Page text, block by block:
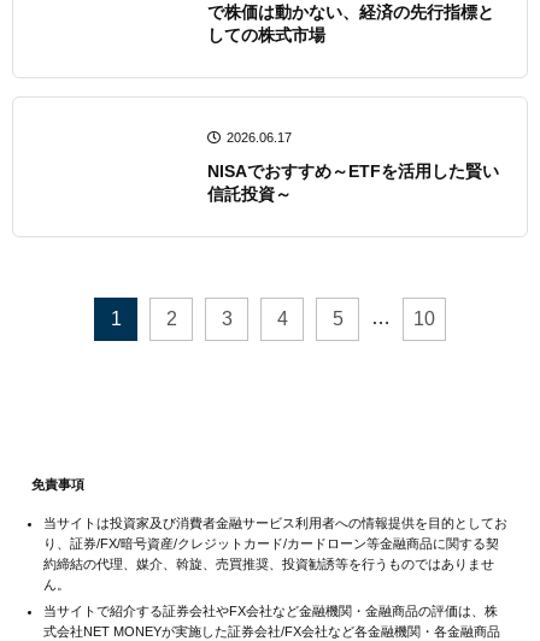
で株価は動かない、経済の先行指標と
しての株式市場
2026.06.17
NISAでおすすめ～ETFを活用した賢い
信託投資～
1 2 3 4 5 … 10
免責事項
当サイトは投資家及び消費者金融サービス利用者への情報提供を目的としてお
り、証券/FX/暗号資産/クレジットカード/カードローン等金融商品に関する契
約締結の代理、媒介、斡旋、売買推奨、投資勧誘等を行うものではありませ
ん。
当サイトで紹介する証券会社やFX会社など金融機関・金融商品の評価は、株
式会社NET MONEYが実施した証券会社/FX会社など各金融機関・各金融商品